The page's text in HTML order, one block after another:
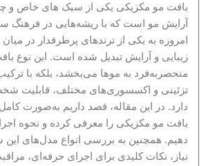
بافت مو مکزیکی یکی از سبک های خاص و
آرایش مو است که با ریشه‌هایی در فرهنگ
امروزه به یکی از ترندهای پرطرفدار در میان
زیبایی و آرایش تبدیل شده است. این نوع
منحصربه‌فرد به موها می‌بخشد، بلکه با
تزئینی و اکسسوری‌های مختلف، قابلیت
دارد. در این مقاله، قصد داریم به‌صورت
بافت مو مکزیکی را معرفی کرده و نحوه
دهیم. همچنین به بررسی انواع مدل‌های این
نیاز، نکات کلیدی برای اجرای حرفه‌ای،